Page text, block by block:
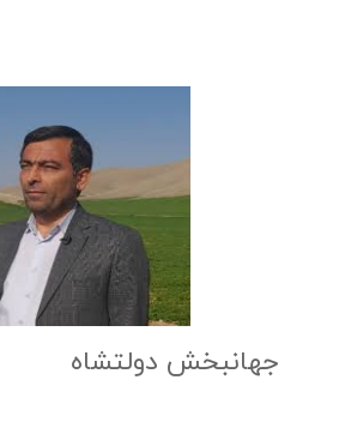
جهانبخش دولتشاه